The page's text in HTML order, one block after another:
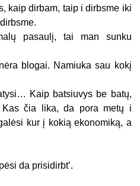
kaip dirbam, taip i dirbsme iki
pasaulį, tai man sunku
blogai. Namiuka sau kokį
Kaip batsiuvys be batų,
čia lika, da pora metų i
kur į kokią ekonomiką, a
da prisidirbt’.